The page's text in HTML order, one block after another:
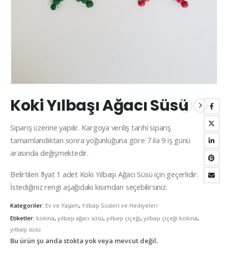
Koki Yılbaşı Ağacı Süsü
Sipariş üzerine yapılır. Kargoya veriliş tarihi sipariş
tamamlandıktan sonra yoğunluğuna göre 7 ila 9 iş günü
arasında değişmektedir.
Belirtilen fiyat 1 adet Koki Yılbaşı Ağacı Süsü için geçerlidir.
İstediğiniz rengi aşağıdaki kısımdan seçebilirsiniz.
Kategoriler: Ev ve Yaşam, Yılbaşı Süsleri ve Hediyeleri
Etiketler: kokina, yılbaşı ağacı süsü, yılbaşı çiçeği, yılbaşı çiçeği kokina,
yılbaşı süsü
Bu ürün şu anda stokta yok veya mevcut değil.